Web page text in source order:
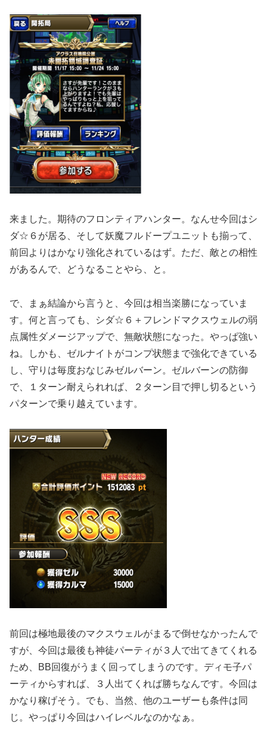
来ました。期待のフロンティアハンター。なんせ今回はシ
ダ☆６が居る、そして妖魔フルドープユニットも揃って、
前回よりはかなり強化されているはず。ただ、敵との相性
があるんで、どうなることやら、と。
で、まぁ結論から言うと、今回は相当楽勝になっていま
す。何と言っても、シダ☆６＋フレンドマクスウェルの弱
点属性ダメージアップで、無敵状態になった。やっぱ強い
ね。しかも、ゼルナイトがコンプ状態まで強化できている
し、守りは毎度おなじみゼルバーン。ゼルバーンの防御
で、１ターン耐えられれば、２ターン目で押し切るという
パターンで乗り越えています。
前回は極地最後のマクスウェルがまるで倒せなかったんで
すが、今回は最後も神徒パーティが３人で出てきてくれる
ため、BB回復がうまく回ってしまうのです。ディモ子パ
ーティからすれば、３人出てくれば勝ちなんです。今回は
かなり稼げそう。でも、当然、他のユーザーも条件は同
じ。やっぱり今回はハイレベルなのかなぁ。